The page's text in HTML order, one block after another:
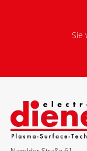
Sie